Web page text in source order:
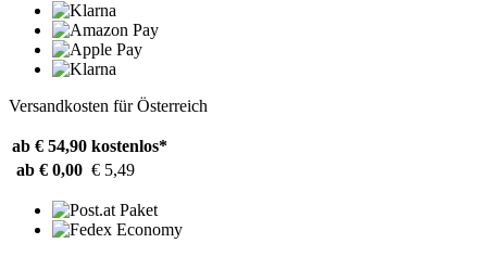
Versandkosten für Österreich
ab € 54,90 kostenlos*
ab € 0,00 € 5,49